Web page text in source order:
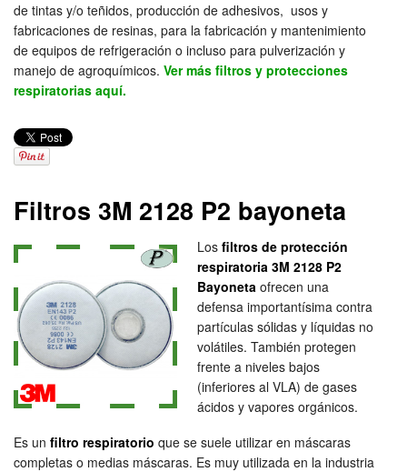
de tintas y/o teñidos, producción de adhesivos, usos y
fabricaciones de resinas, para la fabricación y mantenimiento
de equipos de refrigeración o incluso para pulverización y
manejo de agroquímicos. Ver más filtros y protecciones
respiratorias aquí.
Filtros 3M 2128 P2 bayoneta
Los filtros de protección
respiratoria 3M 2128 P2
Bayoneta ofrecen una
defensa importantísima contra
partículas sólidas y líquidas no
volátiles. También protegen
frente a niveles bajos
(inferiores al VLA) de gases
ácidos y vapores orgánicos.
Es un filtro respiratorio que se suele utilizar en máscaras
completas o medias máscaras. Es muy utilizada en la industria